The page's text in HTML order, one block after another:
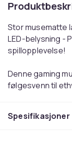
Stor musematte
LED-belysning -
spillopplevelse!
Denne gaming
følgesvenn til
en ekte
Spesifikasjoner